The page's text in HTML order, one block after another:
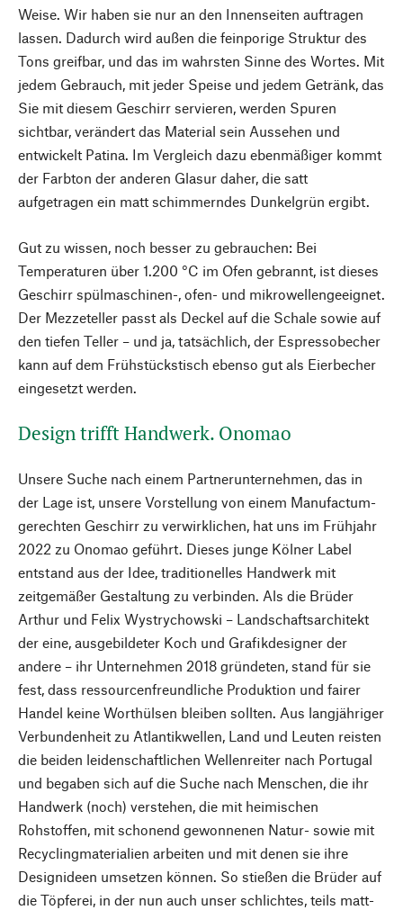
Weise. Wir haben sie nur an den Innenseiten auftragen
lassen. Dadurch wird außen die feinporige Struktur des
Tons greifbar, und das im wahrsten Sinne des Wortes. Mit
jedem Gebrauch, mit jeder Speise und jedem Getränk, das
Sie mit diesem Geschirr servieren, werden Spuren
sichtbar, verändert das Material sein Aussehen und
entwickelt Patina. Im Vergleich dazu ebenmäßiger kommt
der Farbton der anderen Glasur daher, die satt
aufgetragen ein matt schimmerndes Dunkelgrün ergibt.
Gut zu wissen, noch besser zu gebrauchen: Bei
Temperaturen über 1.200 °C im Ofen gebrannt, ist dieses
Geschirr spülmaschinen-, ofen- und mikrowellengeeignet.
Der Mezzeteller passt als Deckel auf die Schale sowie auf
den tiefen Teller – und ja, tatsächlich, der Espressobecher
kann auf dem Frühstückstisch ebenso gut als Eierbecher
eingesetzt werden.
Design trifft Handwerk. Onomao
Unsere Suche nach einem Partnerunternehmen, das in
der Lage ist, unsere Vorstellung von einem Manufactum-
gerechten Geschirr zu verwirklichen, hat uns im Frühjahr
2022 zu Onomao geführt. Dieses junge Kölner Label
entstand aus der Idee, traditionelles Handwerk mit
zeitgemäßer Gestaltung zu verbinden. Als die Brüder
Arthur und Felix Wystrychowski – Landschaftsarchitekt
der eine, ausgebildeter Koch und Grafikdesigner der
andere – ihr Unternehmen 2018 gründeten, stand für sie
fest, dass ressourcenfreundliche Produktion und fairer
Handel keine Worthülsen bleiben sollten. Aus langjähriger
Verbundenheit zu Atlantikwellen, Land und Leuten reisten
die beiden leidenschaftlichen Wellenreiter nach Portugal
und begaben sich auf die Suche nach Menschen, die ihr
Handwerk (noch) verstehen, die mit heimischen
Rohstoffen, mit schonend gewonnenen Natur- sowie mit
Recyclingmaterialien arbeiten und mit denen sie ihre
Designideen umsetzen können. So stießen die Brüder auf
die Töpferei, in der nun auch unser schlichtes, teils matt-